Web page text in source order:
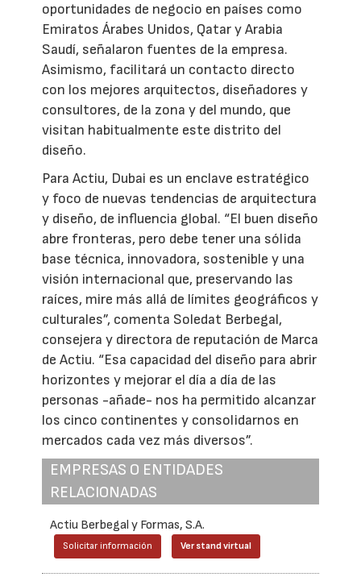
oportunidades de negocio en países como
Emiratos Árabes Unidos, Qatar y Arabia
Saudí, señalaron fuentes de la empresa.
Asimismo, facilitará un contacto directo
con los mejores arquitectos, diseñadores y
consultores, de la zona y del mundo, que
visitan habitualmente este distrito del
diseño.
Para Actiu, Dubai es un enclave estratégico
y foco de nuevas tendencias de arquitectura
y diseño, de influencia global. “El buen diseño
abre fronteras, pero debe tener una sólida
base técnica, innovadora, sostenible y una
visión internacional que, preservando las
raíces, mire más allá de límites geográficos y
culturales”, comenta Soledat Berbegal,
consejera y directora de reputación de Marca
de Actiu. “Esa capacidad del diseño para abrir
horizontes y mejorar el día a día de las
personas -añade- nos ha permitido alcanzar
los cinco continentes y consolidarnos en
mercados cada vez más diversos”.
EMPRESAS O ENTIDADES
RELACIONADAS
Actiu Berbegal y Formas, S.A.
Solicitar información Ver stand virtual